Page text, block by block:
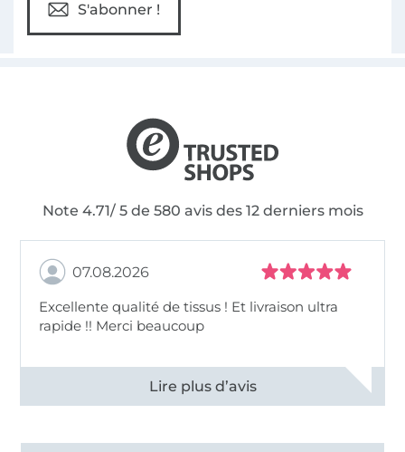
S'abonner !
Note 4.71/ 5 de 580 avis des 12 derniers mois
07.08.2026
Excellente qualité de tissus ! Et livraison ultra
rapide !! Merci beaucoup
Voir tous les 11497 commentaires